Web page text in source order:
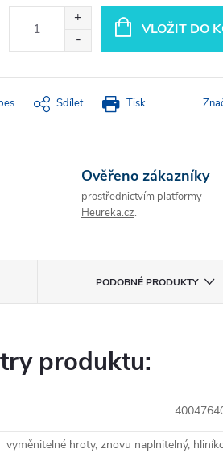
VLOŽIT DO
Tisk
Sdílet
Ověřeno zákazníky
prostřednictvím platformy
Heureka.cz.
PODOBNÉ PRODUKTY
produktu:
vyměnitelné hroty, znovu naplnitelný,